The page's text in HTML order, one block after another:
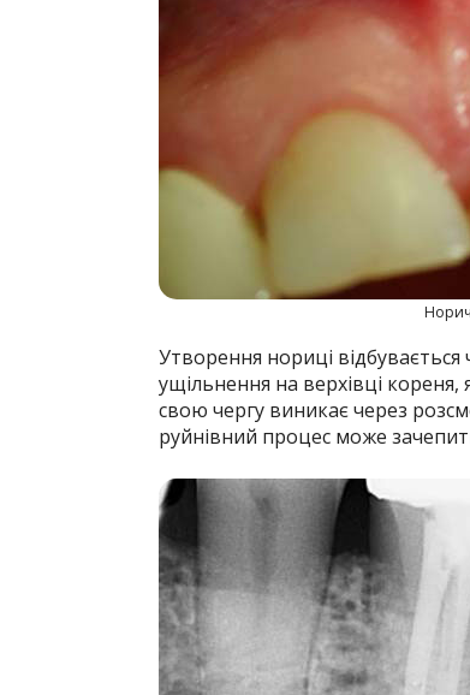
Утворення нориці
ущільнення на верхівці
свою чергу виникає через
руйнівний процес може